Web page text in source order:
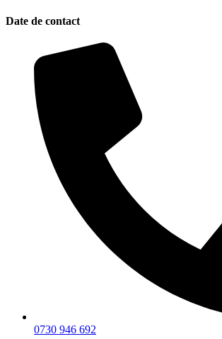
Date de contact
0730 946 692